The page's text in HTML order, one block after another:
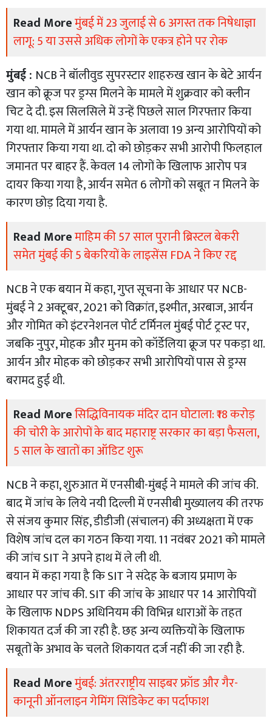
Read Moreमुंबई में 23 जुलाई से 6 अगस्त तक निषेधाज्ञा
लागू: 5 या उससे अधिक लोगों के एकत्र होने पर रोक
मुंबई : NCB ने बॉलीवुड सुपरस्टार शाहरुख खान के बेटे आर्यन
खान को क्रूज पर ड्रग्स मिलने के मामले में शुक्रवार को क्लीन
चिट दे दी. इस सिलसिले में उन्हें पिछले साल गिरफ्तार किया
गया था. मामले में आर्यन खान के अलावा 19 अन्य आरोपियों को
गिरफ्तार किया गया था. दो को छोड़कर सभी आरोपी फिलहाल
जमानत पर बाहर हैं. केवल 14 लोगों के खिलाफ आरोप पत्र
दायर किया गया है, आर्यन समेत 6 लोगों को सबूत न मिलने के
कारण छोड़ दिया गया है.
Read Moreमाहिम की 57 साल पुरानी ब्रिस्टल बेकरी
समेत मुंबई की 5 बेकरियों के लाइसेंस FDA ने किए रद्द
NCB ने एक बयान में कहा, गुप्त सूचना के आधार पर NCB-
मुंबई ने 2 अक्टूबर, 2021 को विक्रांत, इश्मीत, अरबाज, आर्यन
और गोमित को इंटरनेशनल पोर्ट टर्मिनल मुंबई पोर्ट ट्रस्ट पर,
जबकि नुपुर, मोहक और मुनम को कॉर्डेलिया क्रूज पर पकड़ा था.
आर्यन और मोहक को छोड़कर सभी आरोपियों पास से ड्रग्स
बरामद हुई थी.
Read Moreसिद्धिविनायक मंदिर दान घोटाला: ₹18 करोड़
की चोरी के आरोपों के बाद महाराष्ट्र सरकार का बड़ा फैसला,
5 साल के खातों का ऑडिट शुरू
NCB ने कहा, शुरुआत में एनसीबी-मुंबई ने मामले की जांच की.
बाद में जांच के लिये नयी दिल्ली में एनसीबी मुख्यालय की तरफ
से संजय कुमार सिंह, डीडीजी (संचालन) की अध्यक्षता में एक
विशेष जांच दल का गठन किया गया. 11 नवंबर 2021 को मामले
की जांच SIT ने अपने हाथ में ले ली थी.
बयान में कहा गया है कि SIT ने संदेह के बजाय प्रमाण के
आधार पर जांच की. SIT की जांच के आधार पर 14 आरोपियों
के खिलाफ NDPS अधिनियम की विभिन्न धाराओं के तहत
शिकायत दर्ज की जा रही है. छह अन्य व्यक्तियों के खिलाफ
सबूतों के अभाव के चलते शिकायत दर्ज नहीं की जा रही है.
Read Moreमुंबई: अंतरराष्ट्रीय साइबर फ्रॉड और गैर-
कानूनी ऑनलाइन गेमिंग सिंडिकेट का पर्दाफाश